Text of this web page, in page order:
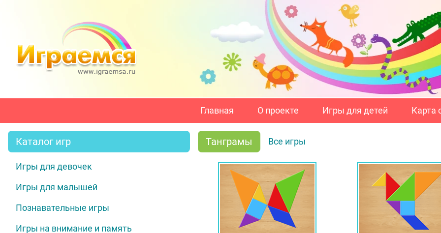
Главная О проекте Игры для детей Карта
Каталог игр
Игры для девочек
Игры для малышей
Познавательные игры
Игры на внимание и память
Танграмы Все игры